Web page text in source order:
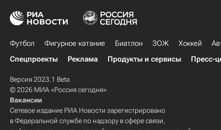
Футбол Фигурное катание Биатлон ЗОЖ Хоккей
Спецпроекты
Реклама Продукты и сервисы Пресс-
Версия 2023.1 Beta
© 2026 МИА «Россия сегодня»
Вакансии
Сетевое издание РИА Новости зарегистрировано
в Федеральной службе по надзору в сфере связи,